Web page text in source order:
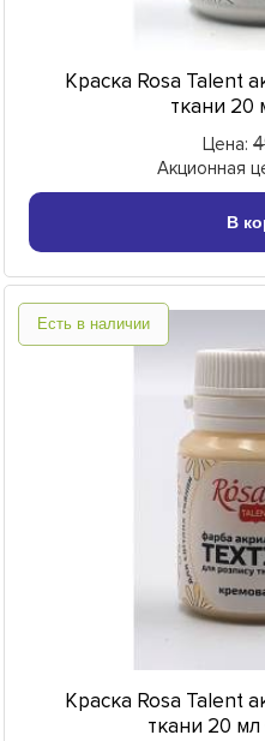
Краска Rosa Talent
ткани 20
Цена:
Акционная
В
Есть в наличии
Краска Rosa Talent
ткани 20